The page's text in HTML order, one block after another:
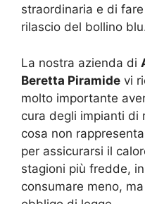
straordinaria e di
rilascio del bollino
La nostra azienda di
Beretta Piramide vi
molto importante
cura degli impianti di
cosa non
per assicurarsi il
stagioni più fredde,
consumare meno,